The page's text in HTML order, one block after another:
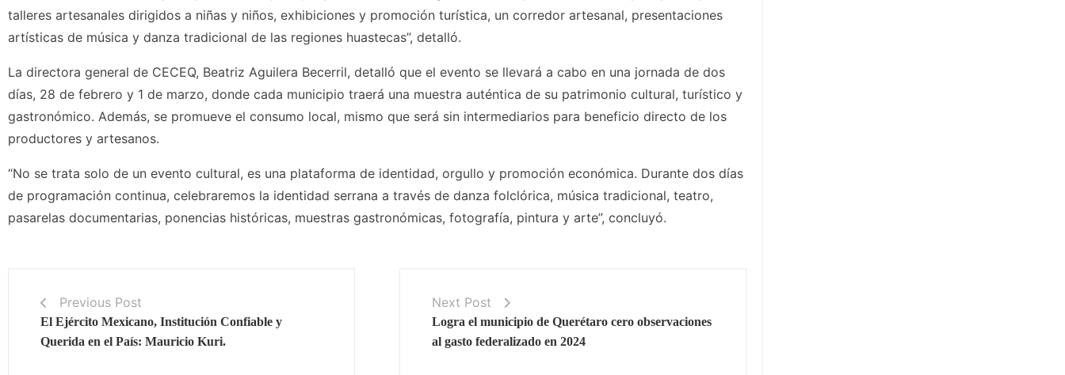
talleres artesanales dirigidos a niñas y niños, exhibiciones y promoción turística, un corredor artesanal, presentaciones
artísticas de música y danza tradicional de las regiones huastecas”, detalló.
La directora general de CECEQ, Beatriz Aguilera Becerril, detalló que el evento se llevará a cabo en una jornada de dos
días, 28 de febrero y 1 de marzo, donde cada municipio traerá una muestra auténtica de su patrimonio cultural, turístico y
gastronómico. Además, se promueve el consumo local, mismo que será sin intermediarios para beneficio directo de los
productores y artesanos.
“No se trata solo de un evento cultural, es una plataforma de identidad, orgullo y promoción económica. Durante dos días
de programación continua, celebraremos la identidad serrana a través de danza folclórica, música tradicional, teatro,
pasarelas documentarias, ponencias históricas, muestras gastronómicas, fotografía, pintura y arte”, concluyó.
Previous Post
El Ejército Mexicano, Institución Confiable y
Querida en el País: Mauricio Kuri.
Next Post
Logra el municipio de Querétaro cero observaciones
al gasto federalizado en 2024